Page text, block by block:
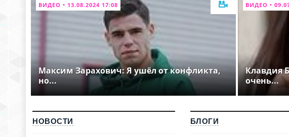
ВИДЕО • 13.08.2024 17:08
Максим Зарахович: Я ушёл от конфликта,
но...
ВИДЕО •
Клавдия
очень...
НОВОСТИ БЛОГИ